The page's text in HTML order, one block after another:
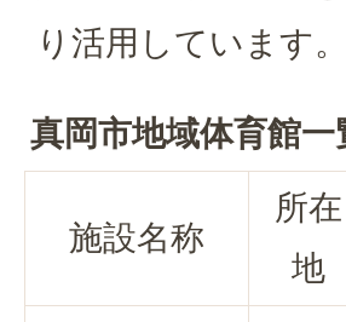
り活用しています。
真岡市地域体育館一
施設名称
所在
地